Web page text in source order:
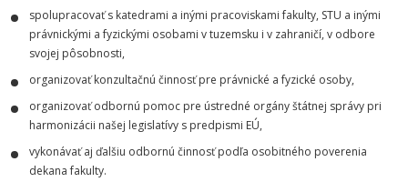
spolupracovať s katedrami a inými pracoviskami fakulty, STU a inými
právnickými a fyzickými osobami v tuzemsku i v zahraničí, v odbore
svojej pôsobnosti,
organizovať konzultačnú činnosť pre právnické a fyzické osoby,
organizovať odbornú pomoc pre ústredné orgány štátnej správy pri
harmonizácii našej legislatívy s predpismi EÚ,
vykonávať aj ďalšiu odbornú činnosť podľa osobitného poverenia
dekana fakulty.